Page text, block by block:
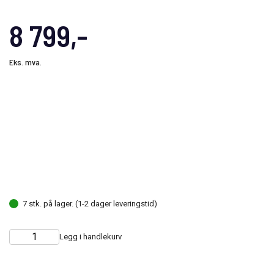
8 799,-
Eks. mva.
7 stk. på lager. (1-2 dager leveringstid)
Choose
Quantity Legg i handlekurv